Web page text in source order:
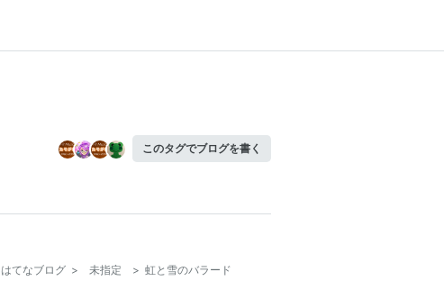
このタグでブログを書く
はてなブログ > 未指定 > 虹と雪のバラード